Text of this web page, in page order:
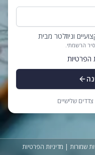
וניוזלטר מבית
הרשמתי.
הפרטיות
שלישיים
מדיניות הפרטיות